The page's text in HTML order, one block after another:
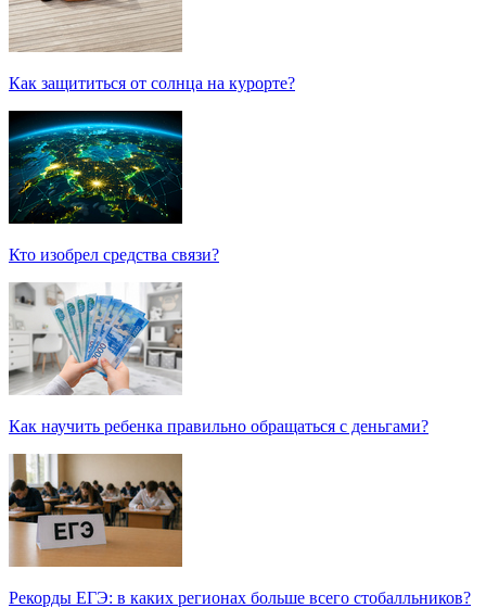
Как защититься от солнца на курорте?
Кто изобрел средства связи?
Как научить ребенка правильно обращаться с деньгами?
Рекорды ЕГЭ: в каких регионах больше всего стобалльников?